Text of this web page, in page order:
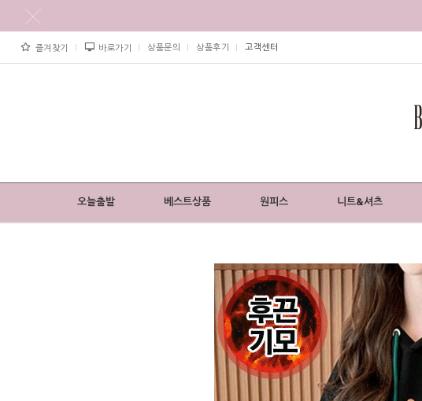
즐겨찾기 바로가기 상품문의 상품후기 고객센터
오늘출발 베스트상품 원피스 니트&셔츠